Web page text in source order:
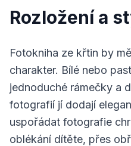
Rozložení a
Fotokniha ze křtin by
charakter. Bílé nebo
jednoduché rámečky a
fotografií jí dodají
uspořádat fotografie
oblékání dítěte, přes